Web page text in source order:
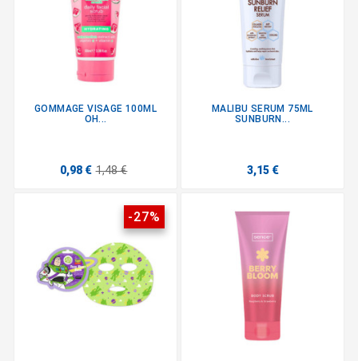
GOMMAGE VISAGE 100ML
OH...
0,98 € 1,48 €
MALIBU SERUM 75ML
SUNBURN...
3,15 €
-27%